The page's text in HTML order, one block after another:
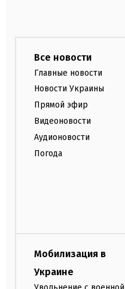
Все новости
Главные новости
Новости Украины
Прямой эфир
Видеоновости
Аудионовости
Погода
Мобилизация в
Украине